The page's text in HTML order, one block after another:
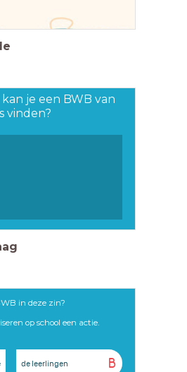
je een BWB van
vinden?
in deze zin?
op school een actie.
B
de leerlingen